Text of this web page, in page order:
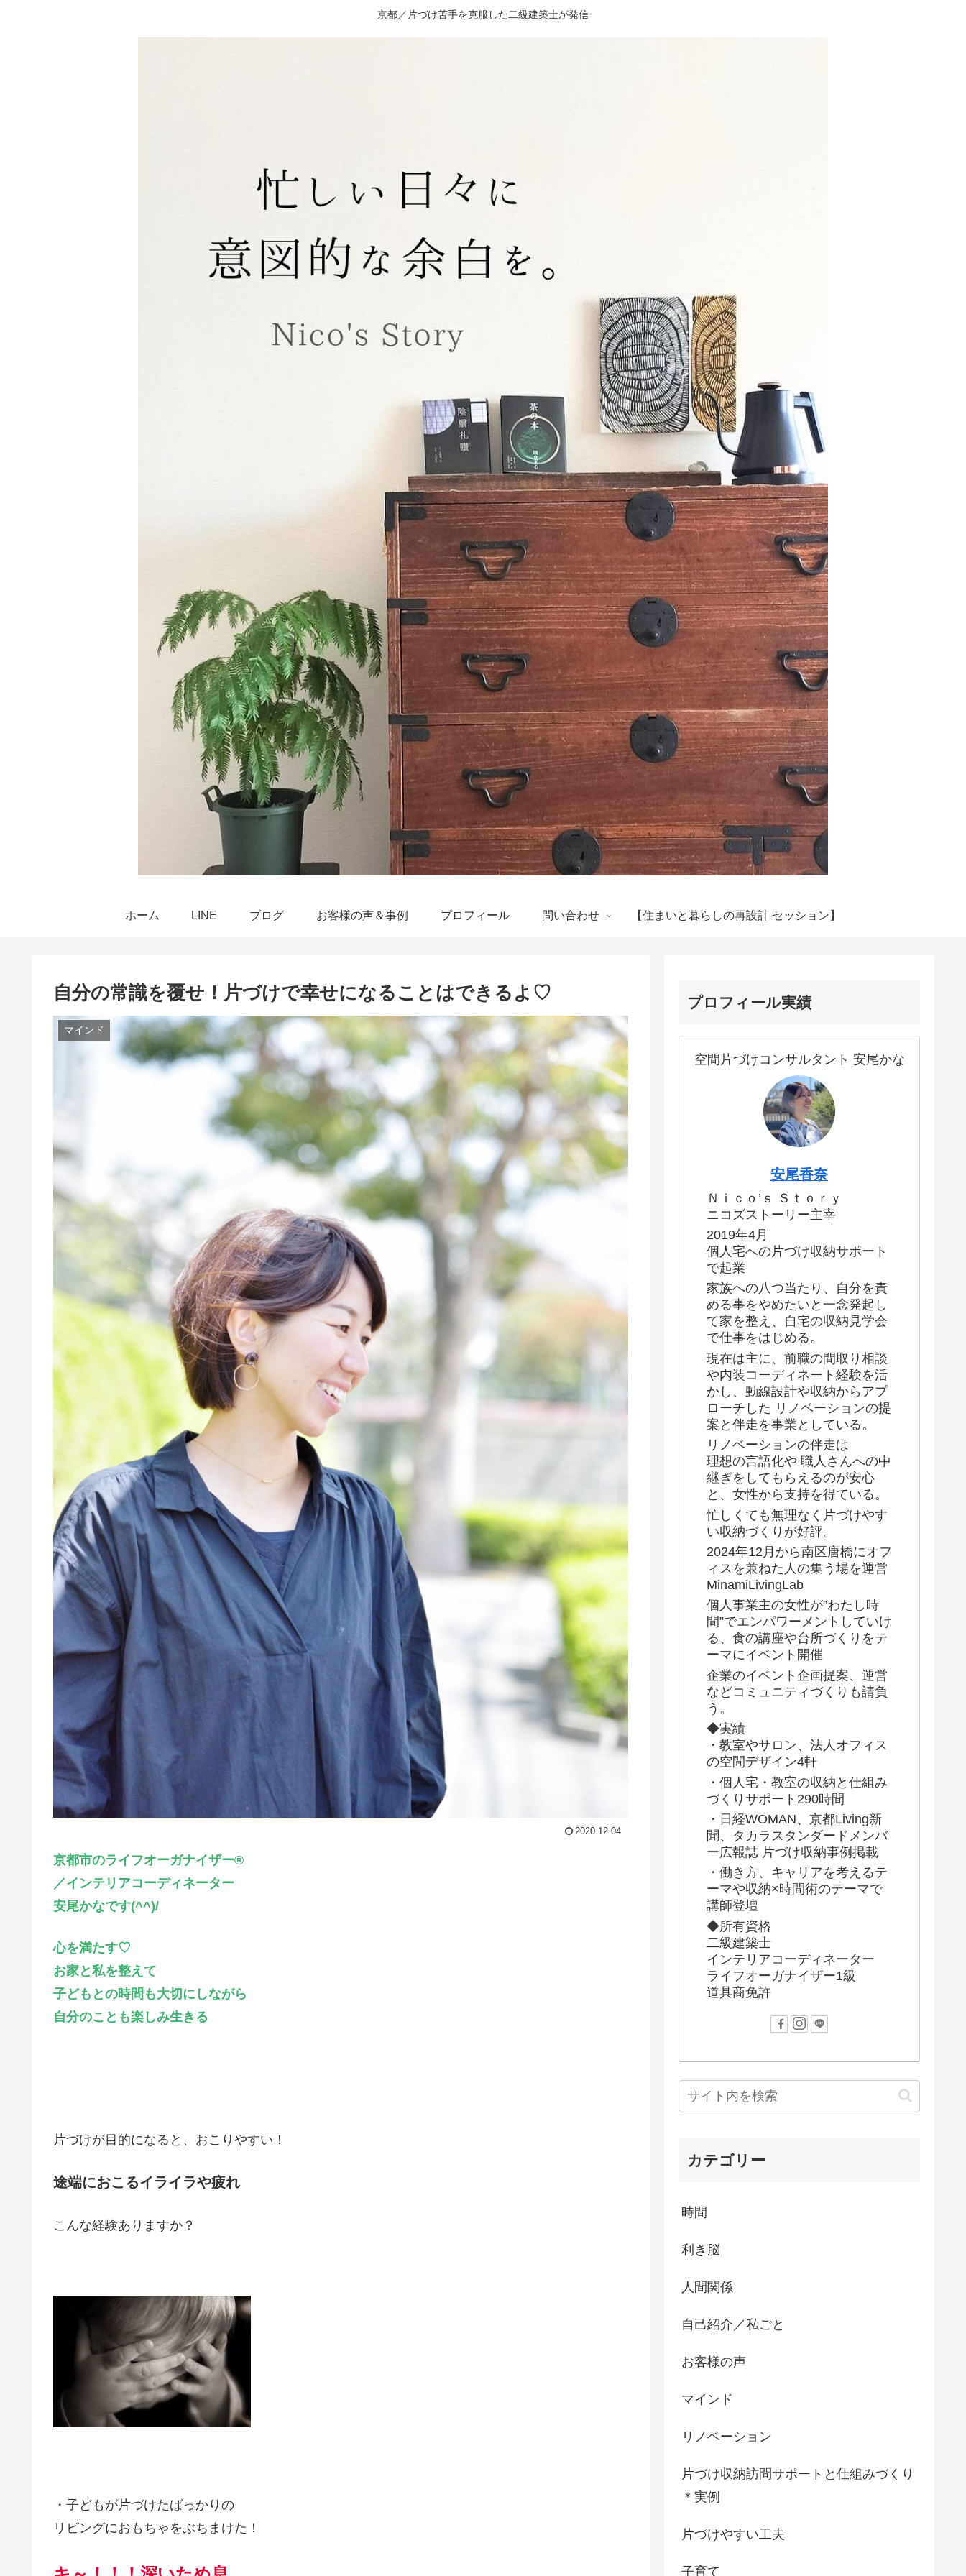
京都／片づけ苦手を克服した二級建築士が発信
ホーム LINE ブログ お客様の声＆事例 プロフィール 問い合わせ 【住まいと暮らしの再設計 セッション】
自分の常識を覆せ！片づけで幸せになることはできるよ♡
マインド
2020.12.04
京都市のライフオーガナイザー®
／インテリアコーディネーター
安尾かなです(^^)/
心を満たす♡
お家と私を整えて
子どもとの時間も大切にしながら
自分のことも楽しみ生きる
片づけが目的になると、おこりやすい！
途端におこるイライラや疲れ
こんな経験ありますか？
・子どもが片づけたばっかりの
リビングにおもちゃをぶちまけた！
プロフィール実績
空間片づけコンサルタント 安尾かな
安尾香奈
Ｎｉｃｏ’ｓ Ｓｔｏｒｙ
ニコズストーリー主宰
2019年4月
個人宅への片づけ収納サポート
で起業
家族への八つ当たり、自分を責
める事をやめたいと一念発起し
て家を整え、自宅の収納見学会
で仕事をはじめる。
現在は主に、前職の間取り相談
や内装コーディネート経験を活
かし、動線設計や収納からアプ
ローチした リノベーションの提
案と伴走を事業としている。
リノベーションの伴走は
理想の言語化や 職人さんへの中
継ぎをしてもらえるのが安心
と、女性から支持を得ている。
忙しくても無理なく片づけやす
い収納づくりが好評。
2024年12月から南区唐橋にオフ
ィスを兼ねた人の集う場を運営
MinamiLivingLab
個人事業主の女性が”わたし時
間”でエンパワーメントしていけ
る、食の講座や台所づくりをテ
ーマにイベント開催
企業のイベント企画提案、運営
などコミュニティづくりも請負
う。
◆実績
・教室やサロン、法人オフィス
の空間デザイン4軒
・個人宅・教室の収納と仕組み
づくりサポート290時間
・日経WOMAN、京都Living新
聞、タカラスタンダードメンバ
ー広報誌 片づけ収納事例掲載
・働き方、キャリアを考えるテ
ーマや収納×時間術のテーマで
講師登壇
◆所有資格
二級建築士
インテリアコーディネーター
ライフオーガナイザー1級
道具商免許
カテゴリー
時間
利き脳
人間関係
自己紹介／私ごと
お客様の声
マインド
リノベーション
片づけ収納訪問サポートと仕組みづくり
＊実例
片づけやすい工夫
子育て